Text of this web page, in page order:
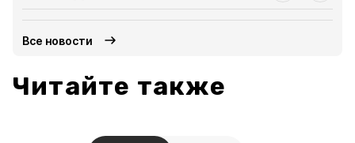
Все новости
Читайте также